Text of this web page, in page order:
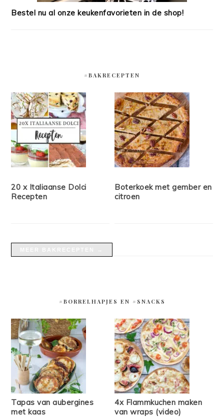
Bestel nu al onze keukenfavorieten in de shop!
#BAKRECEPTEN
20 x Italiaanse Dolci
Recepten
Boterkoek met gember en
citroen
#BORRELHAPJES EN #SNACKS
Tapas van aubergines
met kaas
4x Flammkuchen maken
van wraps (video)